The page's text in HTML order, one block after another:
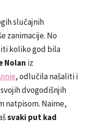
slučajnih
zanimacije. No
koliko god bila
Nolan iz
, odlučila našaliti i
dvogodišnjih
natpisom. Naime,
svaki put kad